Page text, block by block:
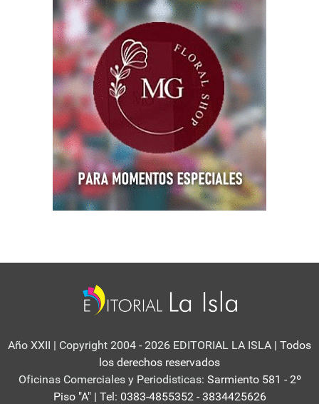
Año XXII | Copyright 2004 - 2026 EDITORIAL LA ISLA | Todos
los derechos reservados
Oficinas Comerciales y Periodisticas: Sarmiento 581 - 2º
Piso "A" | Tel: 0383-4855352 - 3834425626